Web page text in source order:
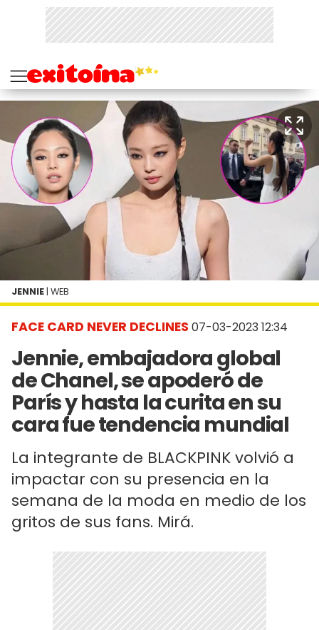
FACE CARD NEVER DECLINES 07-03-2023 12:34
Jennie, embajadora global
de Chanel, se apoderó de
París y hasta la curita en su
cara fue tendencia mundial
La integrante de BLACKPINK volvió a
impactar con su presencia en la
semana de la moda en medio de los
gritos de sus fans. Mirá.
JENNIE | WEB